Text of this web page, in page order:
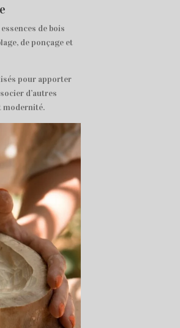
de bois
de ponçage et
pour apporter
d’autres
modernité.